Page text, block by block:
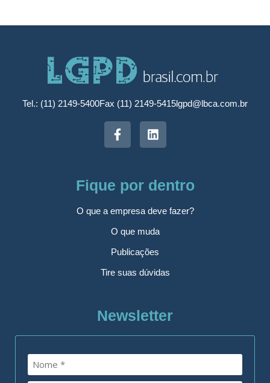
Tel.: (11) 2149-5400Fax (11) 2149-5415lgpd@lbca.com.br
Fique por dentro
O que a empresa deve fazer?
O que muda
Publicações
Tire suas dúvidas
Newsletter